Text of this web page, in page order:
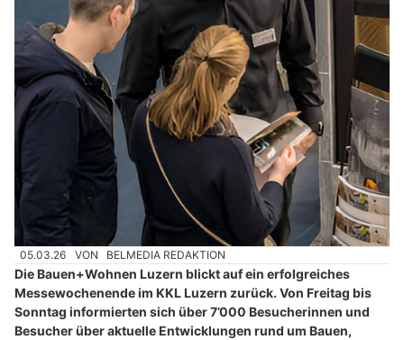
05.03.26 VON BELMEDIA REDAKTION
Die Bauen+Wohnen Luzern blickt auf ein erfolgreiches
Messewochenende im KKL Luzern zurück. Von Freitag bis
Sonntag informierten sich über 7’000 Besucherinnen und
Besucher über aktuelle Entwicklungen rund um Bauen,